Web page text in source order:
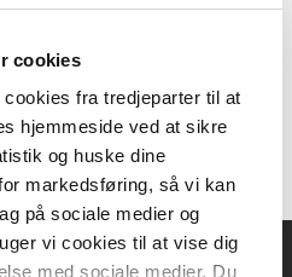
cookies
fra tredjeparter til at
hjemmeside ved at sikre
og huske dine
markedsføring, så vi kan
på sociale medier og
vi cookies til at vise dig
med sociale medier. Du